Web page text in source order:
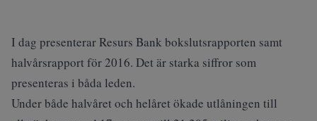
I dag presenterar Resurs Bank bokslutsrapporten samt
halvårsrapport för 2016. Det är starka siffror som
presenteras i båda leden.
Under både halvåret och helåret ökade utlåningen till